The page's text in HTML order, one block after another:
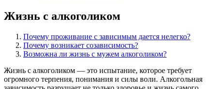
Жизнь с алкоголиком
Почему проживание с зависимым дается нелегко?
Почему возникает созависимость?
Возможна ли жизнь с мужем алкоголиком?
Жизнь с алкоголиком — это испытание, которое требует
огромного терпения, понимания и силы воли. Алкогольная